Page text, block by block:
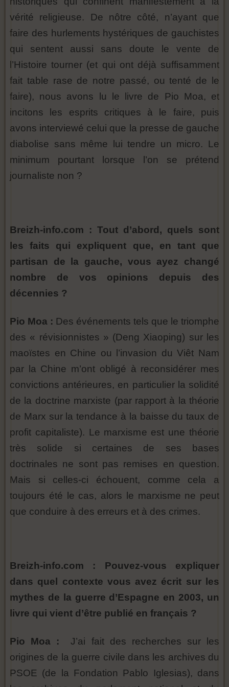
vérité religieuse. De nôtre côté, n’ayant que
faire des hurlements hystériques de gauchistes
qui sentent aussi sans doute le vente de
l’Histoire tourner (et qui ont déjà suffisamment
fait table rase de notre passé, ou tenté de le
faire), nous avons lu le livre de Pio Moa, et
incitons les esprits critiques à le faire, puis
avons interviewé celui que la presse de gauche
diabolise sans même lui tendre un micro. Le
minimum pourtant lorsque l’on se prétend
journaliste non ?
Breizh-info.com : Tout d’abord, quels sont
les faits qui expliquent que, en tant que
partisan de la gauche, vous ayez changé
nombre de vos opinions depuis des
décennies ?
Pio Moa : Des événements tels que le triomphe
des « révisionnistes » (Deng Xiaoping) sur les
maoïstes en Chine ou l’invasion du Viêt Nam
par la Chine m’ont obligé à reconsidérer mes
convictions antérieures, en particulier la solidité
de la doctrine marxiste (par rapport à la théorie
de Marx sur la tendance à la baisse du taux de
profit capitaliste). Le marxisme est une théorie
très solide si certaines de ses bases
doctrinales ne sont pas remises en question.
Mais si celles-ci échouent, comme cela a
toujours été le cas, alors le marxisme ne peut
que conduire à des erreurs et à des crimes.
Breizh-info.com : Pouvez-vous expliquer
dans quel contexte vous avez écrit sur les
mythes de la guerre d’Espagne en 2003, un
livre qui vient d’être publié en français ?
Pio Moa : J’ai fait des recherches sur les
origines de la guerre civile dans les archives du
PSOE (de la Fondation Pablo Iglesias), dans